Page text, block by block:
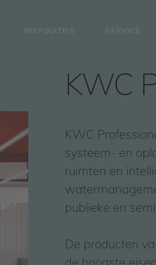
INSPIRATIES SERVICE
KWC
KWC
systeem- en
ruimten en
publieke en
De producten
de hoogste